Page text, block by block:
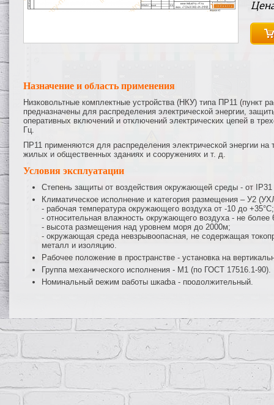
Назначение и область применения
Низковольтные комплектные устройства (НКУ) типа ПР11
предназначены для распределения электрической энергии,
оперативных включений и отключений электрических цепей в
Гц.
ПР11 применяются для распределения электрической энергии
жилых и общественных зданиях и сооружениях и т. д.
Условия эксплуатации
Степень защиты от воздействия окружающей среды - от
Климатическое исполнение и категория размещения – У2
- рабочая температура окружающего воздуха от -10 до +35°С;
- относительная влажность окружающего воздуха - не более
- высота размещения над уровнем моря до 2000м;
- окружающая среда невзрывоопасная, не содержащая
металл и изоляцию.
Рабочее положение в пространстве - установка на
Группа механического исполнения - М1 (по ГОСТ 17516.1-90).
Номинальный режим работы шкафа - продолжительный.
Функциональные возможности
Ввод трехфазной электрической сети напряжением 380/220В
Защиту всех цепей от перегрузок и короткого замыкания.
Нечастые (до 6 раз в сутки) оперативные включения и
Возможность последующей модернизации шкафа с
Конструкция
Шкафы и щиты ПР11 представляют собой сварную